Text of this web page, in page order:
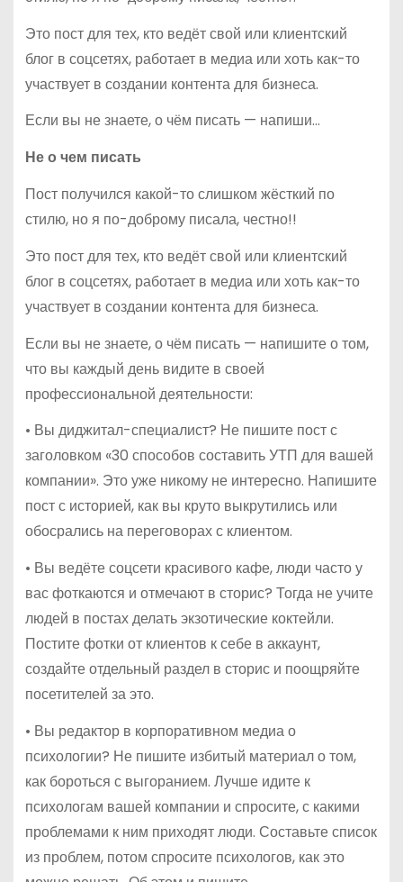
Это пост для тех, кто ведёт свой или клиентский
блог в соцсетях, работает в медиа или хоть как-то
участвует в создании контента для бизнеса.
Если вы не знаете, о чём писать — напиши…
Не о чем писать
Пост получился какой-то слишком жёсткий по
стилю, но я по-доброму писала, честно!!
Это пост для тех, кто ведёт свой или клиентский
блог в соцсетях, работает в медиа или хоть как-то
участвует в создании контента для бизнеса.
Если вы не знаете, о чём писать — напишите о том,
что вы каждый день видите в своей
профессиональной деятельности:
• Вы диджитал-специалист? Не пишите пост с
заголовком «30 способов составить УТП для вашей
компании». Это уже никому не интересно. Напишите
пост с историей, как вы круто выкрутились или
обосрались на переговорах с клиентом.
• Вы ведёте соцсети красивого кафе, люди часто у
вас фоткаются и отмечают в сторис? Тогда не учите
людей в постах делать экзотические коктейли.
Постите фотки от клиентов к себе в аккаунт,
создайте отдельный раздел в сторис и поощряйте
посетителей за это.
• Вы редактор в корпоративном медиа о
психологии? Не пишите избитый материал о том,
как бороться с выгоранием. Лучше идите к
психологам вашей компании и спросите, с какими
проблемами к ним приходят люди. Составьте список
из проблем, потом спросите психологов, как это